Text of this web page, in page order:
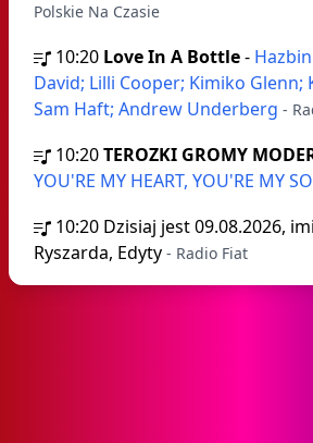
Polskie Na Czasie
10:20 Love In A Bottle-
David; Lilli Cooper; Kimiko Glenn;
Sam Haft; Andrew Underberg -
10:20TEROZKI GROMY
YOU'RE MY HEART, YOU'RE MY
10:20 Dzisiaj jest 09.08.2026,
Ryszarda, Edyty - Radio Fiat